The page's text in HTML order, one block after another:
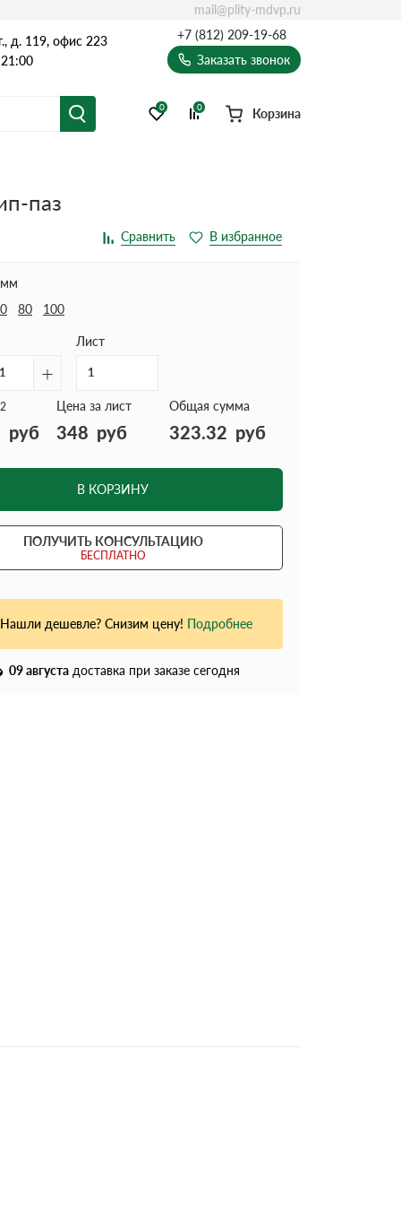
д. 119, офис 223
+7 (812) 209-19-68
Заказать звонок
0 0 Корзина
mail@plity-mdvp.ru
паз
80 100
+
Лист
2
руб
Цена за лист
348 руб
Общая сумма
323.32 руб
В КОРЗИНУ
ПОЛУЧИТЬ КОНСУЛЬТАЦИЮ
БЕСПЛАТНО
Нашли дешевле? Снизим цену! Подробнее
09 августа доставка при заказе сегодня